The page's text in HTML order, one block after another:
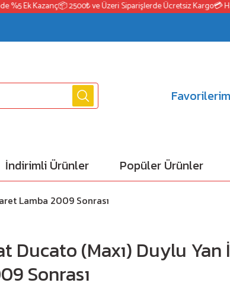
Ek Kazanç📦 2500₺ ve Üzeri Siparişlerde Ücretsiz Kargo💳
Favorilerim
İndirimli Ürünler Popüler Ürünler
Lamba 2009 Sonrası
Ducato (Maxı) Duylu
Sonrası